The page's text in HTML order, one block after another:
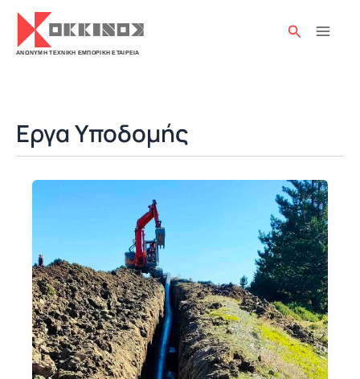
Μετάβαση
περιεχόμενο
Αναζήτηση
Εργα Υποδομής